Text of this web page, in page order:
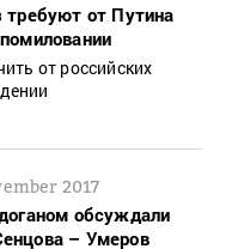
требуют от Путина
от российских
2017
обсуждали
– Умеров